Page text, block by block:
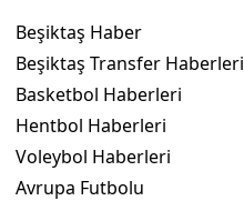
Beşiktaş Haber
Beşiktaş Transfer Haberleri
Basketbol Haberleri
Hentbol Haberleri
Voleybol Haberleri
Avrupa Futbolu